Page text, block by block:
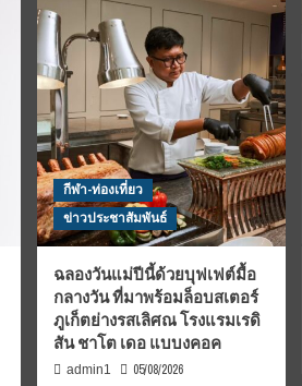
กีฬา-ท่องเที่ยว
ข่าวประชาสัมพันธ์
ฉลองวันแม่ปีนี้ด้วยบุฟเฟต์มื้อ
กลางวัน ที่มาพร้อมล็อบสเตอร์
ภูเก็ตย่างรสเลิศณ โรงแรมเรดิ
สัน ชาโต เดอ แบบงคอค
admin1 05/08/2026